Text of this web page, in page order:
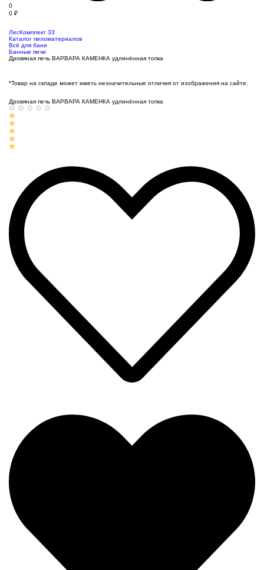
0
0 ₽
ЛесКомплект 33
Каталог пиломатериалов
Всё для бани
Банные печи
Дровяная печь ВАРВАРА КАМЕНКА удлинённая топка
*Товар на складе может иметь незначительные отличия от изображения на сайте.
Дровяная печь ВАРВАРА КАМЕНКА удлинённая топка